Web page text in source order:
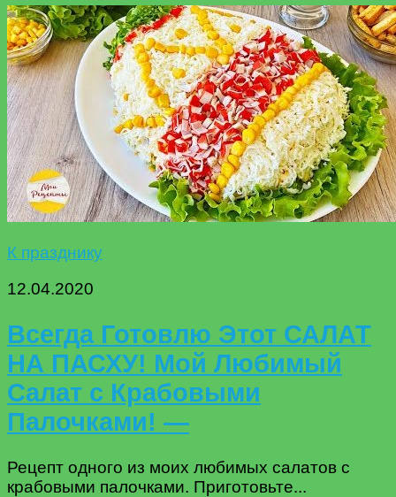
К празднику
12.04.2020
Всегда Готовлю Этот САЛАТ
НА ПАСХУ! Мой Любимый
Салат с Крабовыми
Палочками! —
Рецепт одного из моих любимых салатов с
крабовыми палочками. Приготовьте...